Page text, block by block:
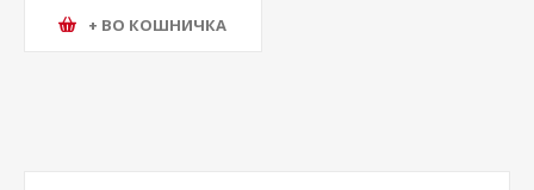
+ ВО КОШНИЧКА